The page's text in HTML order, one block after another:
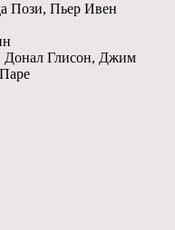
Пози, Пьер Ивен
Глисон, Джим